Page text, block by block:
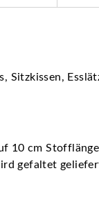
Sitzkissen,
10 cm
gefaltet